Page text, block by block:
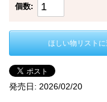
個数:
ほしい物リストに
発売日: 2026/02/20